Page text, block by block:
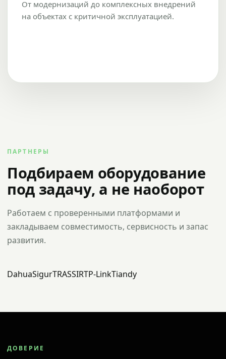
От модернизаций до комплексных внедрений
на объектах с критичной эксплуатацией.
ПАРТНЕРЫ
Подбираем оборудование
под задачу, а не наоборот
Работаем с проверенными платформами и
закладываем совместимость, сервисность и запас
развития.
DahuaSigurTRASSIRTP-LinkTiandy
ДОВЕРИЕ